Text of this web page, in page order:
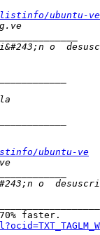
ubuntu-ve
o
ubuntu-ve
o